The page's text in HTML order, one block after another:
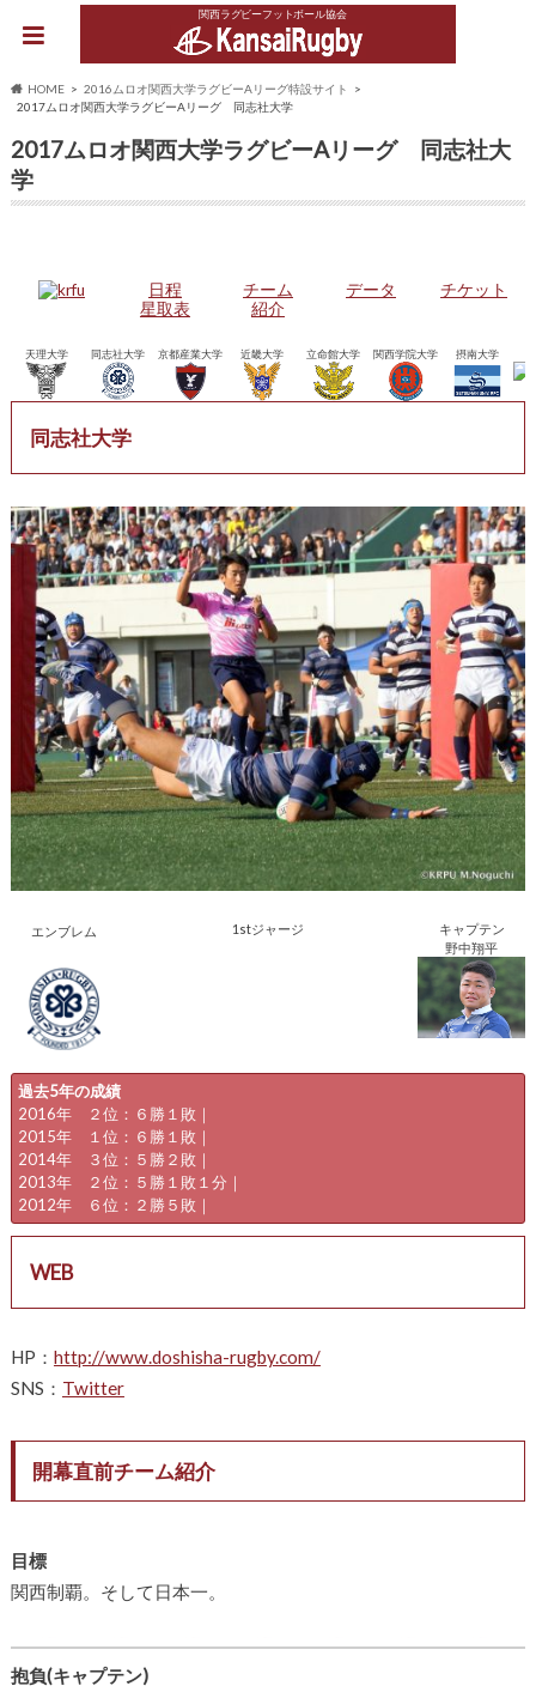
関西ラグビーフットボール協会
HOME
2016ムロオ関西大学ラグビーAリーグ特設サイト
2017ムロオ関西大学ラグビーAリーグ 同志社大学
2017ムロオ関西大学ラグビーAリーグ 同志社大
学
日程
星取表
チーム
紹介
データ チケット
天理大学 同志社大学 京都産業大学 近畿大学 立命館大学 関西学院大学 摂南大学
同志社大学
エンブレム 1stジャージ
キャプテン
野中翔平
過去5年の成績
2016年 ２位：６勝１敗｜
2015年 １位：６勝１敗｜
2014年 ３位：５勝２敗｜
2013年 ２位：５勝１敗１分｜
2012年 ６位：２勝５敗｜
WEB
HP： http://www.doshisha-rugby.com/
SNS： Twitter
開幕直前チーム紹介
目標
関西制覇。そして日本一。
抱負(キャプテン)